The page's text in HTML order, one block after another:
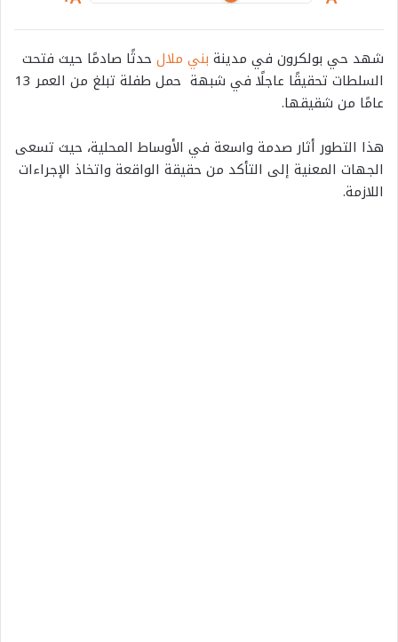
شهد حي بولكرون في مدينة بني ملال حدثًا صادمًا حيث فتحت
السلطات تحقيقًا عاجلًا في شبهة حمل طفلة تبلغ من العمر 13
عامًا من شقيقها.
هذا التطور أثار صدمة واسعة في الأوساط المحلية، حيث تسعى
الجهات المعنية إلى التأكد من حقيقة الواقعة واتخاذ الإجراءات
اللازمة.